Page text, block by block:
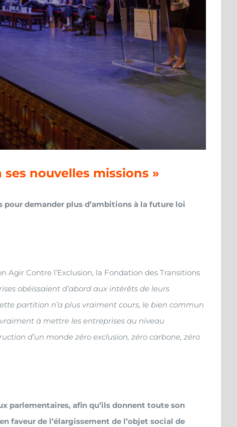
nouvelles missions »
demander plus d’ambitions à la future loi
Agir Contre l’Exclusion, la Fondation des Transitions
obéissaient d’abord aux intérêts de leurs
partition n’a plus vraiment cours, le bien commun
à mettre les entreprises au niveau
d’un monde zéro exclusion, zéro carbone, zéro
parlementaires, afin qu’ils donnent toute son
faveur de l’élargissement de l’objet social de